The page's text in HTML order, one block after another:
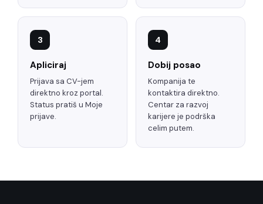
3
Apliciraj
Prijava sa CV-jem
direktno kroz portal.
Status pratiš u Moje
prijave.
4
Dobij posao
Kompanija te
kontaktira direktno.
Centar za razvoj
karijere je podrška
celim putem.